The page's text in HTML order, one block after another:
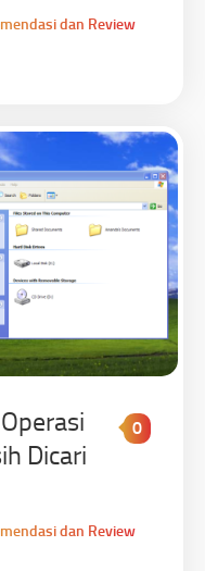
dan Review
Dicari
0
dan Review